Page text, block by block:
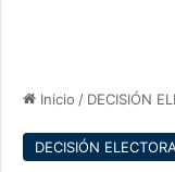
Inicio / DECISIÓN
DECISIÓN